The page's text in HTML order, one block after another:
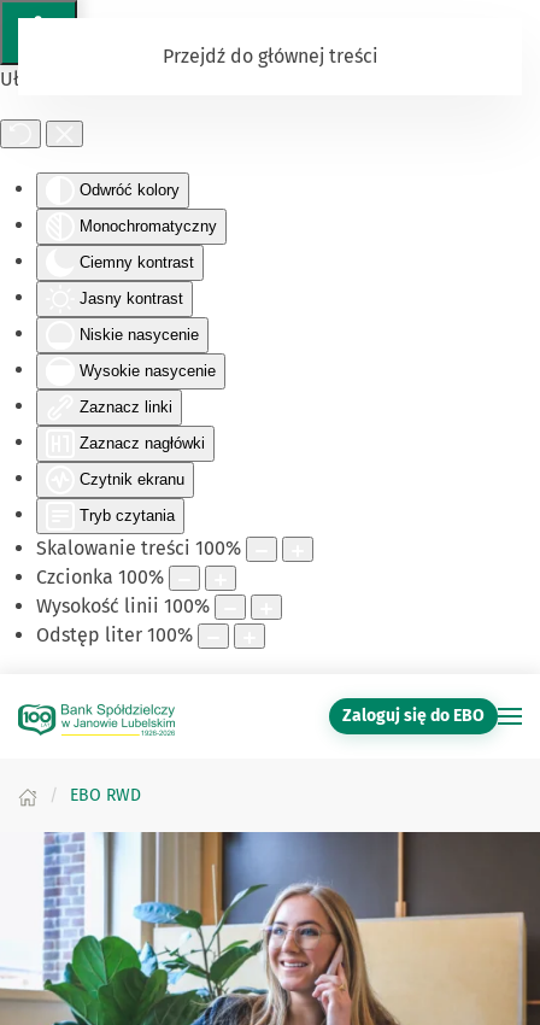
Ułatwienia dostępu
Odwróć kolory
Monochromatyczny
Ciemny kontrast
Jasny kontrast
Niskie nasycenie
Wysokie nasycenie
Zaznacz linki
Zaznacz nagłówki
Czytnik ekranu
Tryb czytania
Skalowanie treści 100%
Czcionka 100%
Wysokość linii 100%
Odstęp liter 100%
Przejdź do głównej treści
Zaloguj się do EBO
EBO RWD